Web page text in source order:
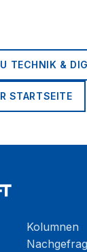
TECHNIK &
STARTSEITE
Kolumnen